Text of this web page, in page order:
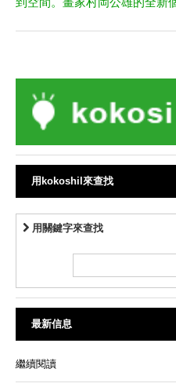
用kokoshil來查找
用關鍵字來查找
最新信息
繼續閱讀